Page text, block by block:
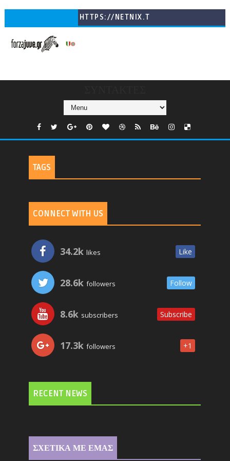
HTTPS://NETNIX.T
TAGS
CONNECT WITH US
34.2k likes Like
28.6k followers Follow
8.6k subscribers Subscribe
17.3k followers +1
RECENT NEWS
ΣΧΕΤΙΚΑ ΜΕ ΕΜΑΣ